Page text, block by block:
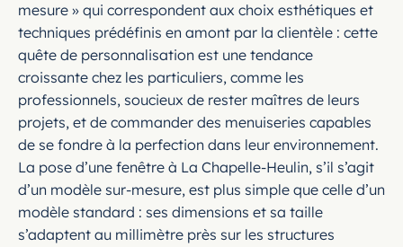
mesure » qui correspondent aux choix esthétiques et
techniques prédéfinis en amont par la clientèle : cette
quête de personnalisation est une tendance
croissante chez les particuliers, comme les
professionnels, soucieux de rester maîtres de leurs
projets, et de commander des menuiseries capables
de se fondre à la perfection dans leur environnement.
La pose d’une fenêtre à La Chapelle-Heulin, s’il s’agit
d’un modèle sur-mesure, est plus simple que celle d’un
modèle standard : ses dimensions et sa taille
s’adaptent au millimètre près sur les structures